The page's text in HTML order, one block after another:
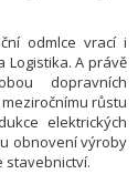
odmlce vrací i
A právě
dopravních
růstu
elektrických
obnovení výroby
stavebnictví.